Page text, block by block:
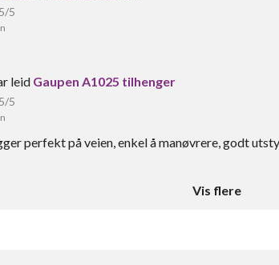
5/5
leid Gaupen A1025 tilhenger
5/5
perfekt på veien, enkel å manøvrere, godt
Vis flere